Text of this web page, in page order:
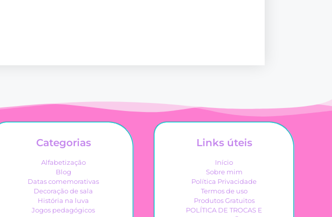
Categorias
Alfabetização
Blog
Datas comemorativas
Decoração de sala
História na luva
Jogos pedagógicos
Links úteis
Início
Sobre mim
Política Privacidade
Termos de uso
Produtos Gratuitos
POLÍTICA DE TROCAS E